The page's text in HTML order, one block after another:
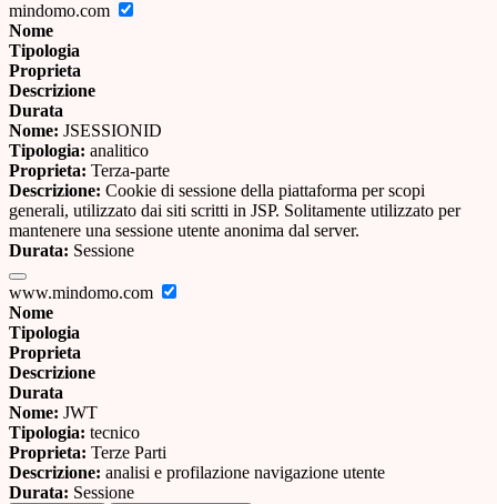
mindomo.com
Nome
Tipologia
Proprieta
Descrizione
Durata
Nome: JSESSIONID
Tipologia: analitico
Proprieta: Terza-parte
Descrizione: Cookie di sessione della piattaforma per scopi
generali, utilizzato dai siti scritti in JSP. Solitamente utilizzato per
mantenere una sessione utente anonima dal server.
Durata: Sessione
www.mindomo.com
Nome
Tipologia
Proprieta
Descrizione
Durata
Nome: JWT
Tipologia: tecnico
Proprieta: Terze Parti
Descrizione: analisi e profilazione navigazione utente
Durata: Sessione